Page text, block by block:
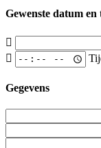
Gewenste datum
Gegevens